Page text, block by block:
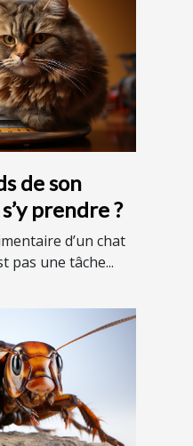
de son
prendre ?
d’un chat
pas une tâche...